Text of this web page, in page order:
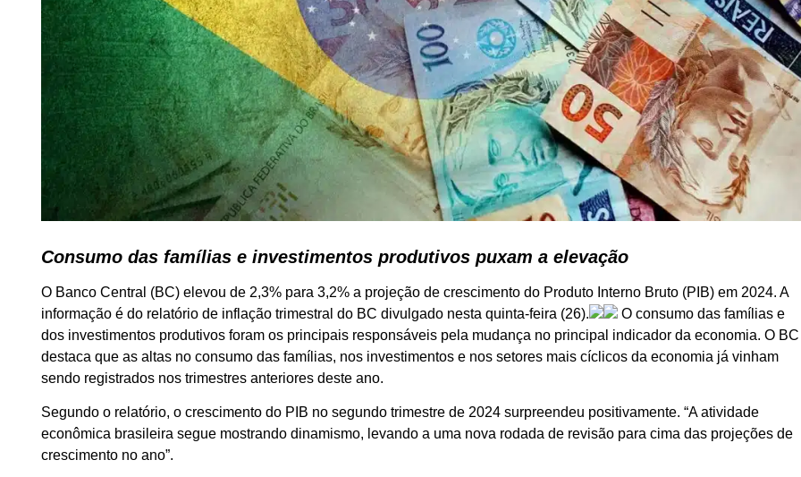
Consumo das famílias e investimentos produtivos puxam a elevação
O Banco Central (BC) elevou de 2,3% para 3,2% a projeção de crescimento do Produto Interno Bruto (PIB) em 2024. A
informação é do relatório de inflação trimestral do BC divulgado nesta quinta-feira (26).
O consumo das famílias e
dos investimentos produtivos foram os principais responsáveis pela mudança no principal indicador da economia. O BC
destaca que as altas no consumo das famílias, nos investimentos e nos setores mais cíclicos da economia já vinham
sendo registrados nos trimestres anteriores deste ano.
Segundo o relatório, o crescimento do PIB no segundo trimestre de 2024 surpreendeu positivamente. “A atividade
econômica brasileira segue mostrando dinamismo, levando a uma nova rodada de revisão para cima das projeções de
crescimento no ano”.